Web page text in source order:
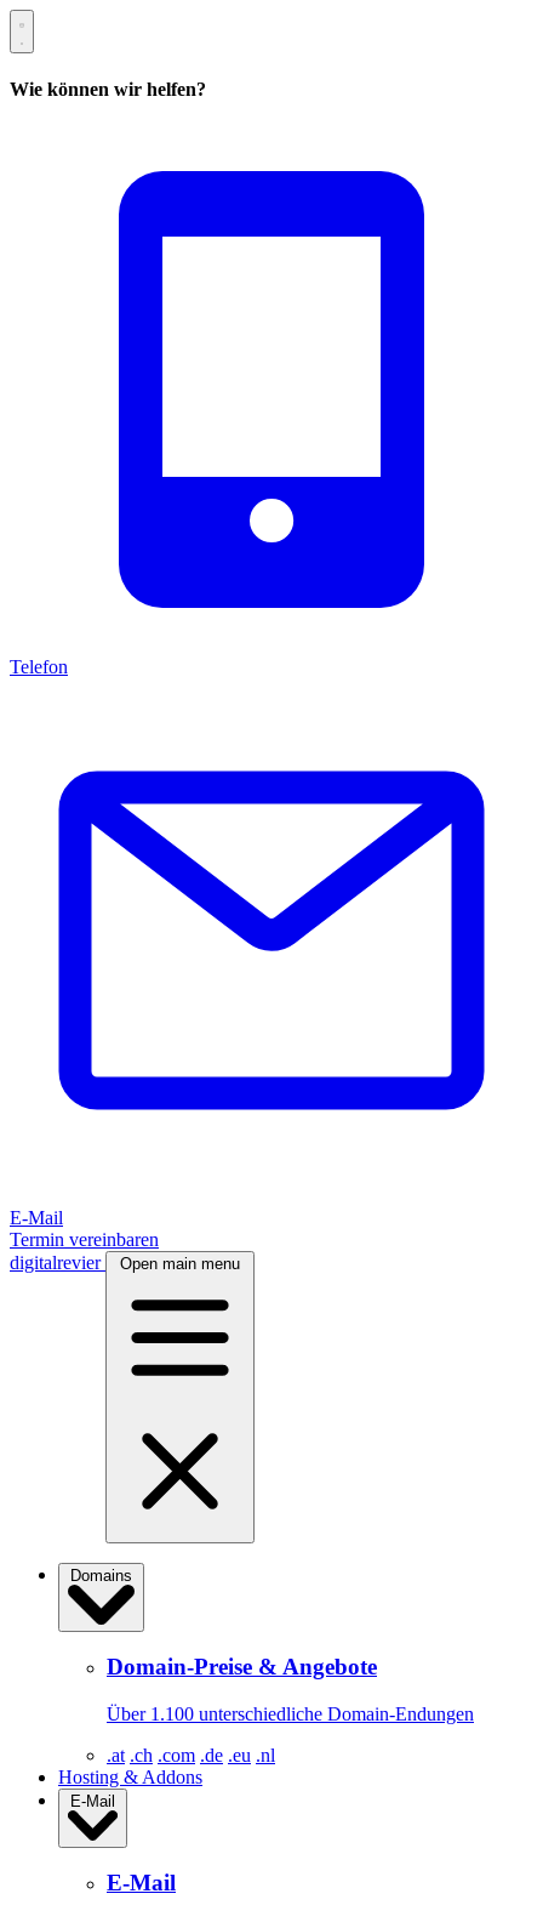
Wie können wir helfen?
Telefon
E-Mail
Termin vereinbaren
digitalrevier
Open main menu
Domains
Domain-Preise & Angebote
Über 1.100 unterschiedliche Domain-Endungen
.at .ch .com .de .eu .nl
Hosting & Addons
E-Mail
E-Mail